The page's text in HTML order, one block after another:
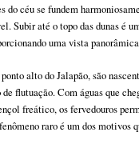
do céu se fundem
Subir até o topo das dunas é
uma vista
alto do Jalapão, são
flutuação. Com águas que
freático, os fervedouros
raro é um dos motivos